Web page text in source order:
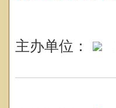
主办单位：